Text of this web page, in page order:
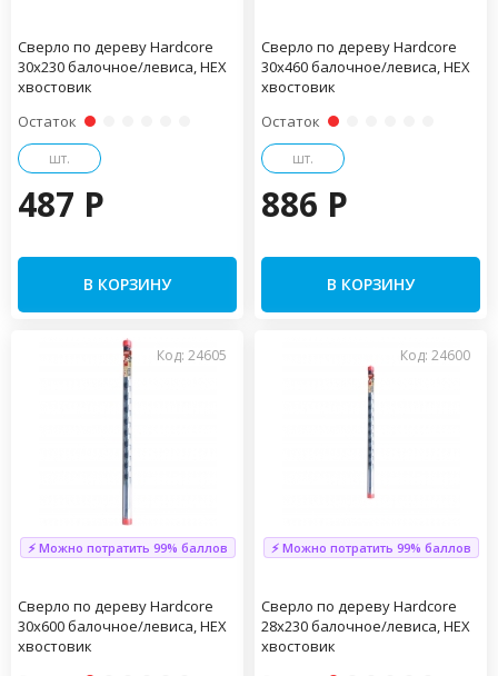
Сверло по дереву Hardcore
30х230 балочное/левиса, HEX
хвостовик
Остаток
шт.
487 P
В КОРЗИНУ
Сверло по дереву Hardcore
30х460 балочное/левиса, HEX
хвостовик
Остаток
шт.
886 P
В КОРЗИНУ
Код: 24605
⚡ Можно потратить 99% баллов
Сверло по дереву Hardcore
30х600 балочное/левиса, HEX
хвостовик
Код: 24600
⚡ Можно потратить 99% баллов
Сверло по дереву Hardcore
28х230 балочное/левиса, HEX
хвостовик